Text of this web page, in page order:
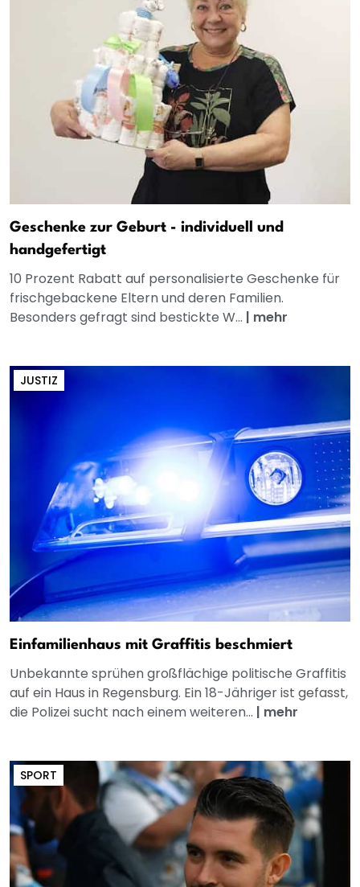
Geschenke zur Geburt - individuell und
handgefertigt
10 Prozent Rabatt auf personalisierte Geschenke für
frischgebackene Eltern und deren Familien.
Besonders gefragt sind bestickte W... | mehr
JUSTIZ
Einfamilienhaus mit Graffitis beschmiert
Unbekannte sprühen großflächige politische Graffitis
auf ein Haus in Regensburg. Ein 18-Jähriger ist gefasst,
die Polizei sucht nach einem weiteren... | mehr
SPORT